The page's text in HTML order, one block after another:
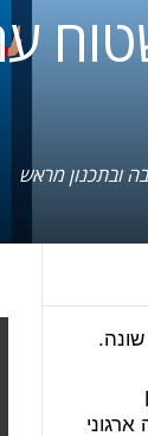
ובתכנון מראש